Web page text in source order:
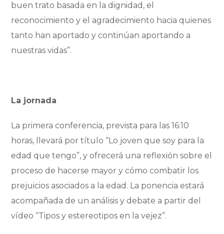
buen trato basada en la dignidad, el
reconocimiento y el agradecimiento hacia quienes
tanto han aportado y continúan aportando a
nuestras vidas”.
La jornada
La primera conferencia, prevista para las 16:10
horas, llevará por título “Lo joven que soy para la
edad que tengo”, y ofrecerá una reflexión sobre el
proceso de hacerse mayor y cómo combatir los
prejuicios asociados a la edad. La ponencia estará
acompañada de un análisis y debate a partir del
vídeo “Tipos y estereotipos en la vejez”.